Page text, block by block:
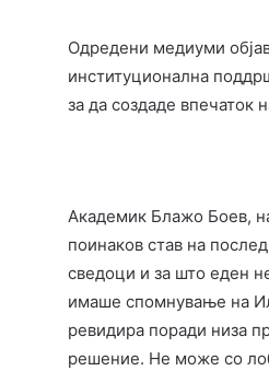
Одредени медиуми
институционална
за да создаде впечаток
Академик Блажо Боев,
поинаков став на
сведоци и за што еден
имаше спомнување на
ревидира поради низа
решение. Не може со